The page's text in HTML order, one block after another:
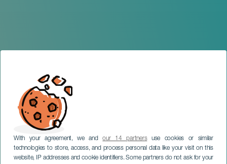
With your agreement, we andour 14 partnersuse cookies or similar
technologies to store, access, and process personal data like your visit on this
website, IP addresses and cookie identifiers. Some partners do not ask for your